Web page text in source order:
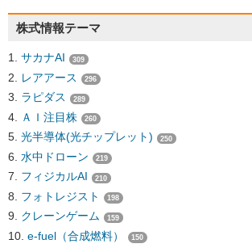
株式情報テーマ
サカナAI 309
レアアース 296
ラピダス 289
ＡＩ注目株 260
光半導体(光チップレット) 250
水中ドローン 219
フィジカルAI 210
フォトレジスト 198
クレーンゲーム 159
e-fuel（合成燃料） 150